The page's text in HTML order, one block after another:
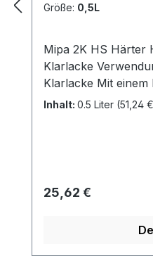
Größe: 0,5L
Mipa 2K HS Härter
Klarlacke Verwendung für die Mipa HS-
Klarlacke Mit einem HS-System (hoher
Festkörperanteil)
Nr. 1272/2008:
Flüssigkeit und
(H317) Kann
verursachen.
Inhalt: 0.5 Liter (51,24
Regulärer Preis:
25,62 €